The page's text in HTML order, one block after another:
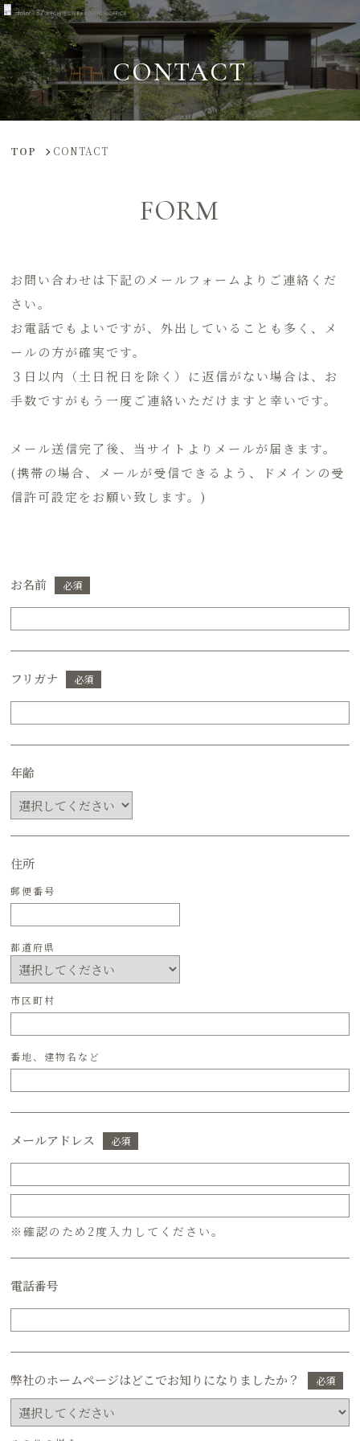
CONTACT
TOP CONTACT
FORM
お問い合わせは下記のメールフォームよりご連絡くだ
さい。
お電話でもよいですが、外出していることも多く、メ
ールの方が確実です。
３日以内（土日祝日を除く）に返信がない場合は、お
手数ですがもう一度ご連絡いただけますと幸いです。
メール送信完了後、当サイトよりメールが届きます。
(携帯の場合、メールが受信できるよう、ドメインの受
信許可設定をお願い致します。)
お名前 必須
フリガナ 必須
年齢
住所
郵便番号
都道府県
市区町村
番地、建物名など
メールアドレス 必須
※確認のため2度入力してください。
電話番号
弊社のホームページはどこでお知りになりましたか？ 必須